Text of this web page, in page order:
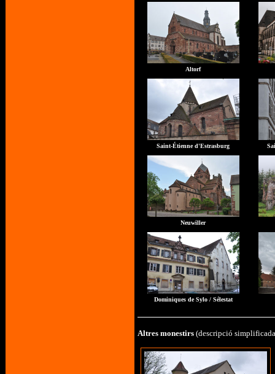
Altorf
Saint-Étienne d'Estrasburg
Neuwiller
Dominiques de Sylo / Sélestat
Altres monestirs (descripció